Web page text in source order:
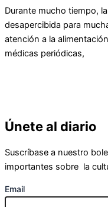
Durante mucho tiempo,
desapercibida para
atención a la
médicas periódicas,
Únete al diario
Suscríbase a nuestro
importantes sobre la
Email